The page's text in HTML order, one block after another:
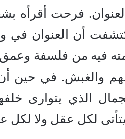
العنوان. فرحت
أن العنوان في
فيه من فلسفة
والغبش. في حين أن
الذي يتوارى
لكل عقل ولا لكل